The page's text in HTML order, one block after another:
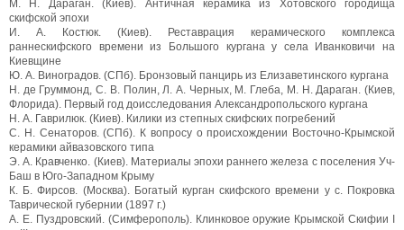
M. H. Дараган. (Киев). Античная керамика из Хотовского городища
скифской эпохи
И. А. Костюк. (Киев). Реставрация керамического комплекса
раннескифского времени из Большого кургана у села Иванковичи на
Киевщине
Ю. А. Виноградов. (СПб). Бронзовый панцирь из Елизаветинского кургана
Н. де Груммонд, С. В. Полин, Л. А. Черных, М. Глеба, M. H. Дараган. (Киев,
Флорида). Первый год доисследования Александропольского кургана
Н. А. Гаврилюк. (Киев). Килики из степных скифских погребений
С. Н. Сенаторов. (СПб). К вопросу о происхождении Восточно-Крымской
керамики айвазовского типа
Э. А. Кравченко. (Киев). Материалы эпохи раннего железа с поселения Уч-
Баш в Юго-Западном Крыму
К. Б. Фирсов. (Москва). Богатый курган скифского времени у с. Покровка
Таврической губернии (1897 г.)
А. Е. Пуздровский. (Симферополь). Клинковое оружие Крымской Скифии I